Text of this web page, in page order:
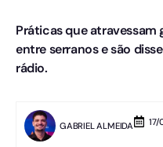
Práticas que atravessam
entre serranos e são
rádio.
GABRIEL ALMEIDA 17/